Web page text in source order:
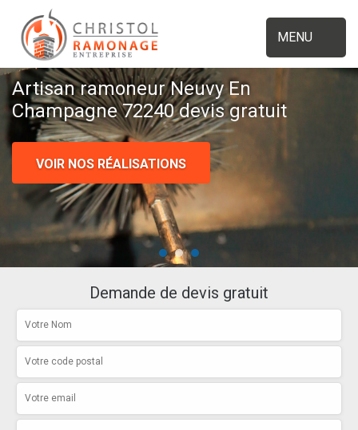
MENU
Artisan ramoneur Neuvy En
Champagne 72240 devis gratuit
VOIR NOS RÉALISATIONS
Demande de devis gratuit